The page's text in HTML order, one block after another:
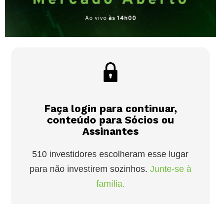
Faça login para continuar,
conteúdo para Sócios ou
Assinantes
510 investidores escolheram esse lugar
para não investirem sozinhos. Junte-se à
família.